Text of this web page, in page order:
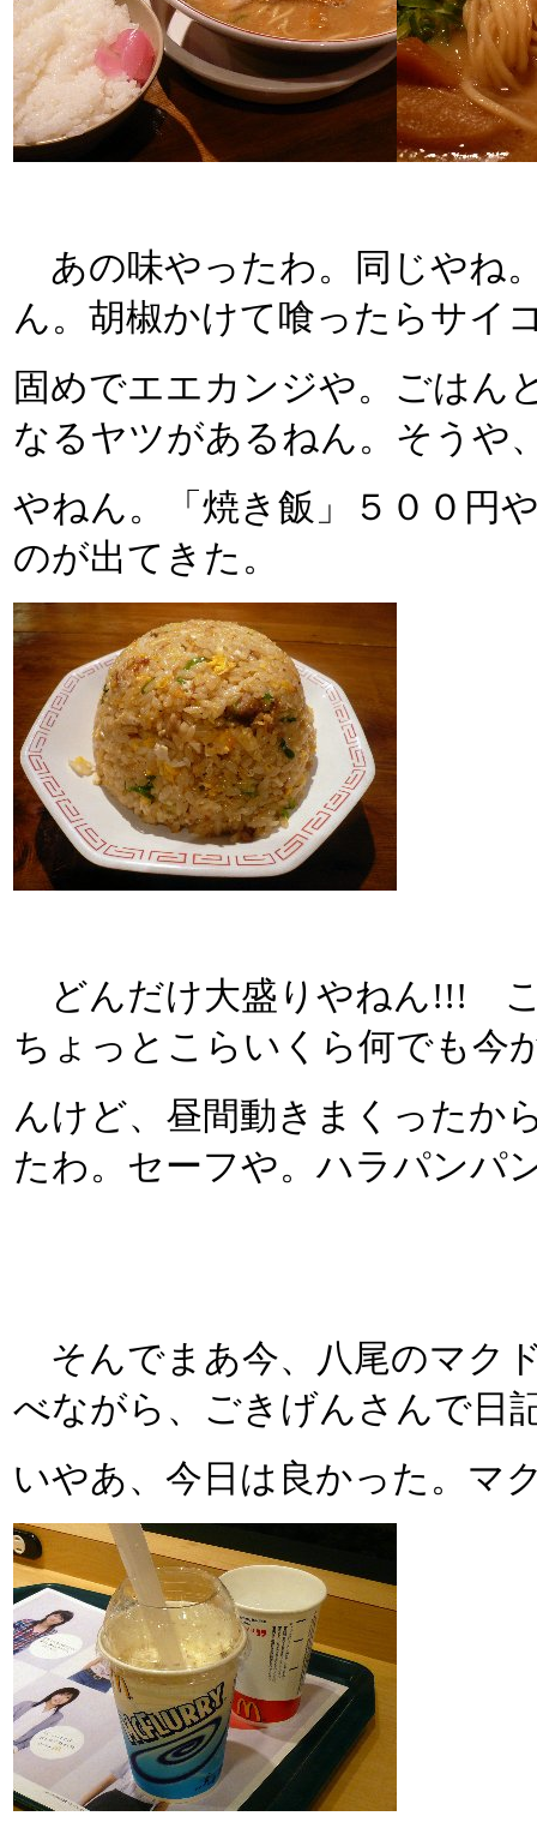
あの味やったわ。同じやね
ん。胡椒かけて喰ったらサイ
固めでエエカンジや。ごはん
なるヤツがあるねん。そうや
やねん。「焼き飯」５００円
のが出てきた。
どんだけ大盛りやねん!!! こ
ちょっとこらいくら何でも今
んけど、昼間動きまくったか
たわ。セーフや。ハラパンパ
そんでまあ今、八尾のマク
べながら、ごきげんさんで日
いやあ、今日は良かった。マ